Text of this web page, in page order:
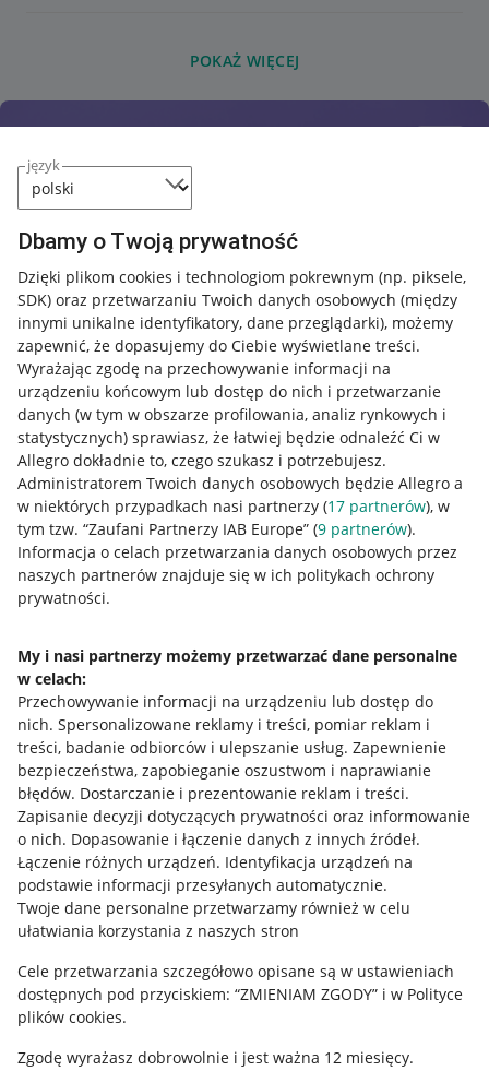
język
Dbamy o Twoją prywatność
Dzięki plikom cookies i technologiom pokrewnym (np. piksele,
SDK) oraz przetwarzaniu Twoich danych osobowych (między
innymi unikalne identyfikatory, dane przeglądarki), możemy
zapewnić, że dopasujemy do Ciebie wyświetlane treści.
Wyrażając zgodę na przechowywanie informacji na
urządzeniu końcowym lub dostęp do nich i przetwarzanie
danych (w tym w obszarze profilowania, analiz rynkowych i
statystycznych) sprawiasz, że łatwiej będzie odnaleźć Ci w
Allegro dokładnie to, czego szukasz i potrzebujesz.
Administratorem Twoich danych osobowych będzie Allegro a
w niektórych przypadkach nasi partnerzy (17 partnerów), w
tym tzw. “Zaufani Partnerzy IAB Europe” (9 partnerów).
Informacja o celach przetwarzania danych osobowych przez
naszych partnerów znajduje się w ich politykach ochrony
prywatności.
My i nasi partnerzy możemy przetwarzać dane personalne
w celach:
Przechowywanie informacji na urządzeniu lub dostęp do
nich. Spersonalizowane reklamy i treści, pomiar reklam i
treści, badanie odbiorców i ulepszanie usług. Zapewnienie
bezpieczeństwa, zapobieganie oszustwom i naprawianie
błędów. Dostarczanie i prezentowanie reklam i treści.
Zapisanie decyzji dotyczących prywatności oraz informowanie
o nich. Dopasowanie i łączenie danych z innych źródeł.
Łączenie różnych urządzeń. Identyfikacja urządzeń na
podstawie informacji przesyłanych automatycznie.
Twoje dane personalne przetwarzamy również w celu
ułatwiania korzystania z naszych stron
Cele przetwarzania szczegółowo opisane są w ustawieniach
dostępnych pod przyciskiem: “ZMIENIAM ZGODY” i w Polityce
plików cookies.
Zgodę wyrażasz dobrowolnie i jest ważna 12 miesięcy.
POKAŻ WIĘCEJ
Nawigacja
Przydatne informacje
Jak to działa
Allegro Gadane dla sprzedających
Allegro Gadane dla kupujących
Mapa miejscowości
Informacje prawne
Regulamin
Polityka plików "cookies"
Ustawienia plików "cookies"
Udostępnianie lokalizacji
Informacje dla Aktu o Usługach Cyfrowych
Pobierz aplikację